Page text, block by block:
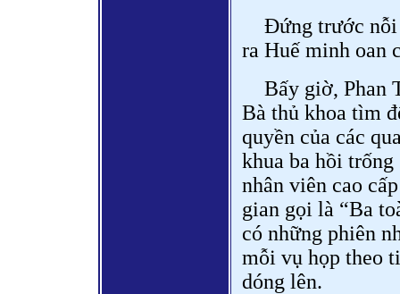
Đứng trước nỗi
ra Huế minh oan
Bấy giờ, Phan
Bà thủ khoa tìm
quyền của các
khua ba hồi
nhân viên cao
gian gọi là “Ba
có những phiên
mỗi vụ họp theo
dóng lên.